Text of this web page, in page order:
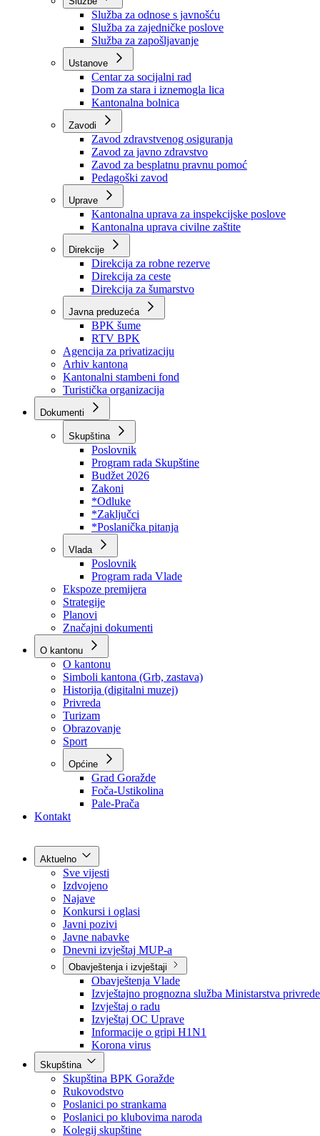
Organizacije
Službe
Služba za odnose s javnošću
Služba za zajedničke poslove
Služba za zapošljavanje
Ustanove
Centar za socijalni rad
Dom za stara i iznemogla lica
Kantonalna bolnica
Zavodi
Zavod zdravstvenog osiguranja
Zavod za javno zdravstvo
Zavod za besplatnu pravnu pomoć
Pedagoški zavod
Kantonalna uprava za inspekcijske poslove
Kantonalna uprava civilne zaštite
Direkcije
Direkcija za robne rezerve
Direkcija za ceste
Direkcija za šumarstvo
Javna preduzeća
BPK šume
RTV BPK
Agencija za privatizaciju
Arhiv kantona
Kantonalni stambeni fond
Turistička organizacija
Dokumenti
Skupština
Poslovnik
Program rada Skupštine
Budžet 2026
Zakoni
*Odluke
*Zaključci
*Poslanička pitanja
Vlada
Poslovnik
Program rada Vlade
Ekspoze premijera
Strategije
Planovi
Značajni dokumenti
O kantonu
O kantonu
Simboli kantona (Grb, zastava)
Historija (digitalni muzej)
Privreda
Turizam
Obrazovanje
Sport
Općine
Kontakt
Aktuelno
Sve vijesti
Izdvojeno
Najave
Konkursi i oglasi
Javni pozivi
Javne nabavke
Dnevni izvještaj MUP-a
Obavještenja i izvještaji
Obavještenja Vlade
Izvještajno prognozna služba Ministarstva privrede
Izvještaj o radu
Izvještaj OC Uprave
Informacije o gripi H1N1
Korona virus
Skupština
Skupština BPK Goražde
Rukovodstvo